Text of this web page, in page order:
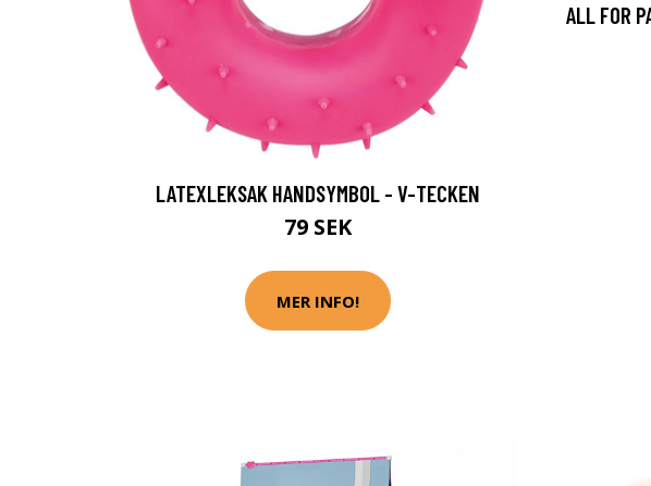
LATEXLEKSAK HANDSYMBOL - V-TECKEN
79 SEK
MER INFO!
ALL FOR